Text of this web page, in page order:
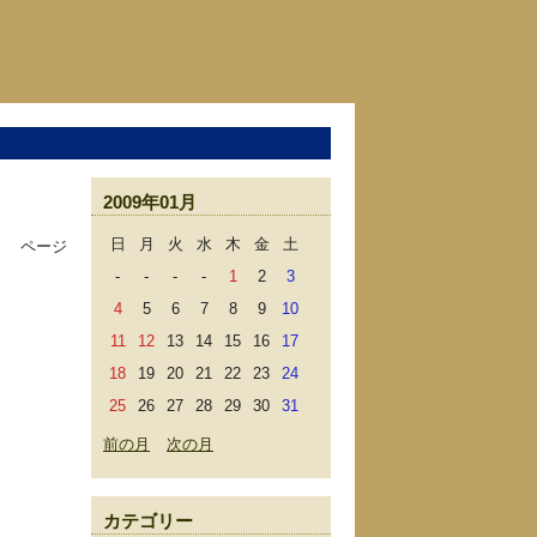
ページ
2009年01月
日 月 火 水 木 金
土
-
- - - 1 2
3
4
5 6 7 8 9
10
11
12 13 14 15 16
17
18
19 20 21 22 23
24
25
26 27 28 29 30 31
前の月 次の月
カテゴリー